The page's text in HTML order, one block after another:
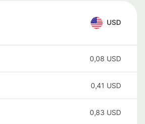
USD
0,08 USD
0,41 USD
0,83 USD